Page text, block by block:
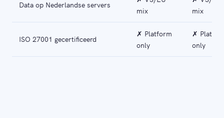
Data op Nederlandse servers
mix
mix
ISO 27001 gecertificeerd
✗ Platform
only
✗
only